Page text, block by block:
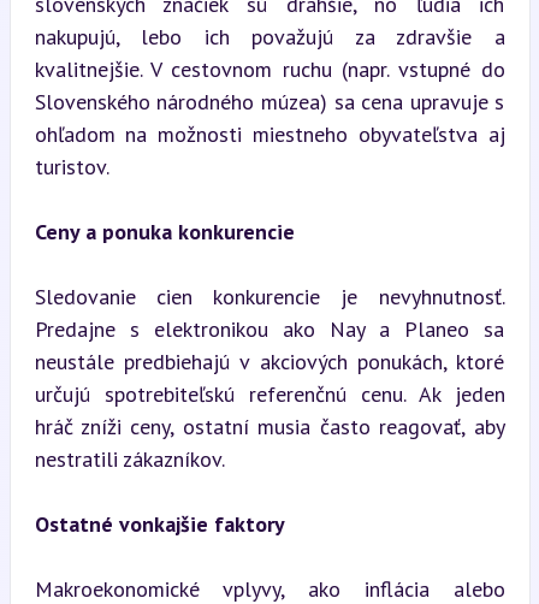
nakupujú, lebo ich považujú za zdravšie a
kvalitnejšie. V cestovnom ruchu (napr. vstupné do
Slovenského národného múzea) sa cena upravuje s
ohľadom na možnosti miestneho obyvateľstva aj
turistov.
Ceny a ponuka konkurencie
Sledovanie cien konkurencie je nevyhnutnosť.
Predajne s elektronikou ako Nay a Planeo sa
neustále predbiehajú v akciových ponukách, ktoré
určujú spotrebiteľskú referenčnú cenu. Ak jeden
hráč zníži ceny, ostatní musia často reagovať, aby
nestratili zákazníkov.
Ostatné vonkajšie faktory
Makroekonomické vplyvy, ako inflácia alebo